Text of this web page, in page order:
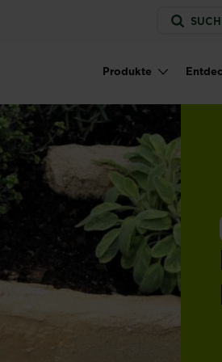
Service
menu
Main navigation
Produkte